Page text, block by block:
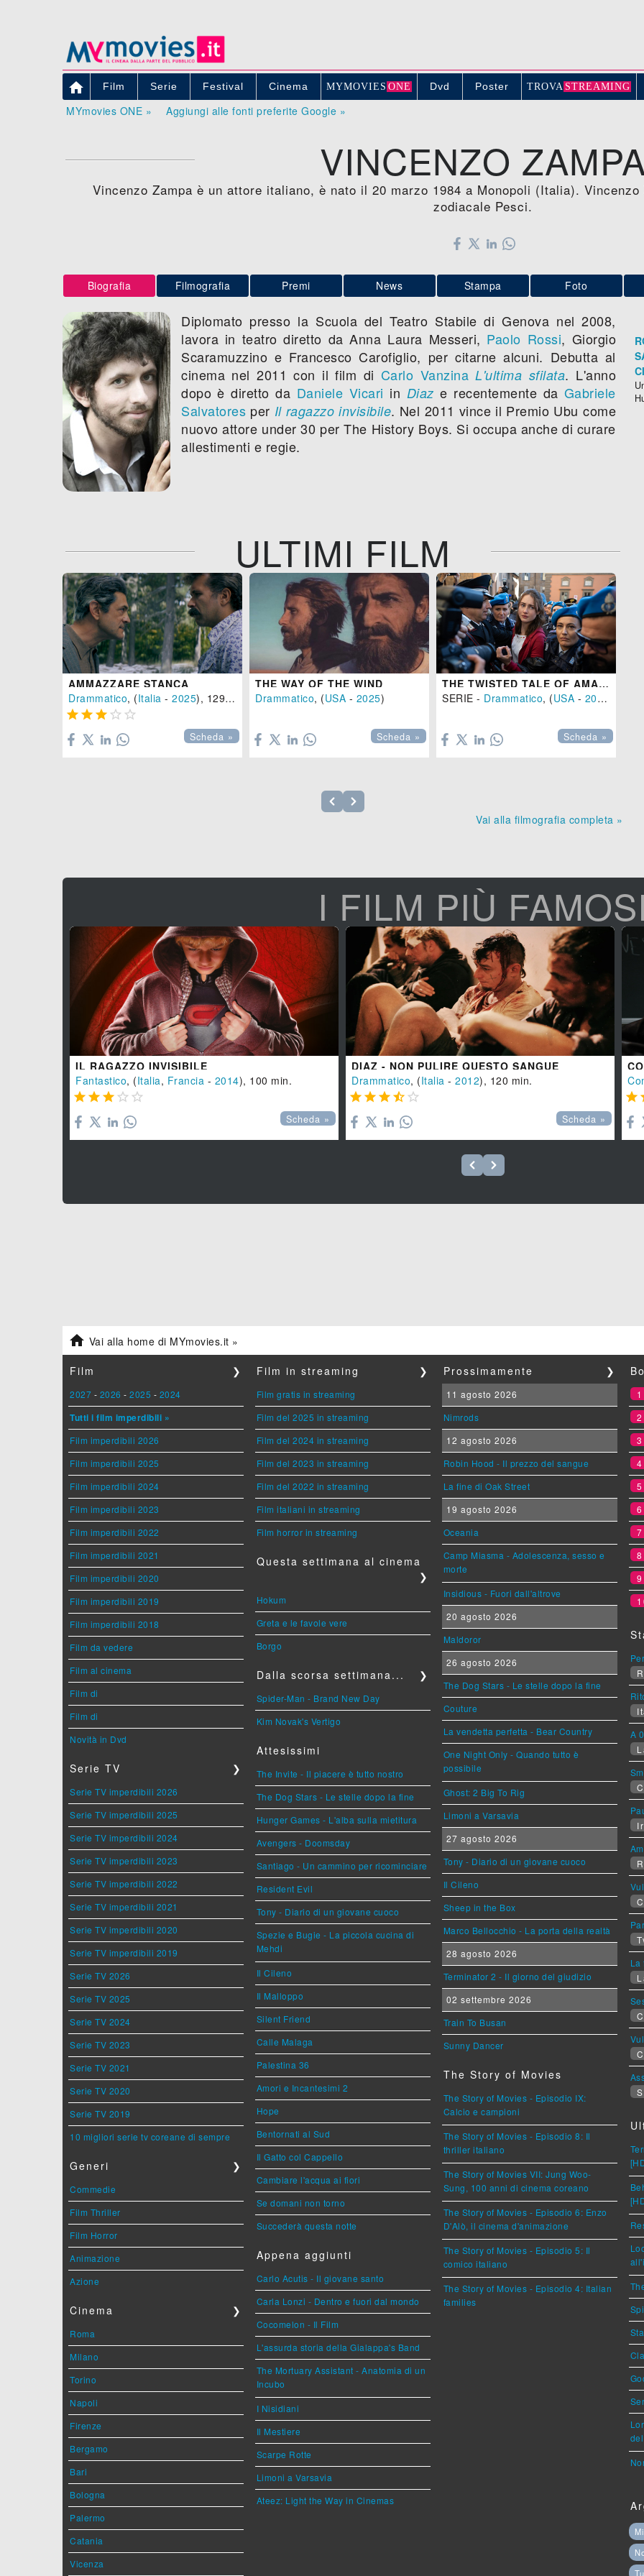
 Film Serie Festival Cinema MYMOVIE S ONE Dvd Poster TROVA STREAMING
MYmovies ONE » Aggiungi alle fonti preferite Google »
VINCENZO ZAMPA
Vincenzo Zampa è un attore italiano, è nato il 20 marzo 1984 a Monopoli (Italia).
zodiacale Pesci.
Biografia Filmografia Premi News Stampa Foto
Diplomato presso la Scuola del Teatro Stabile di Genova nel 2008,
lavora in teatro diretto da Anna Laura Messeri, Paolo Rossi, Giorgio
Scaramuzzino e Francesco Carofiglio, per citarne alcuni. Debutta al
cinema nel 2011 con il film di Carlo Vanzina L'ultima sfilata. L'anno
dopo è diretto da Daniele Vicari in Diaz e recentemente da Gabriele
Salvatores per Il ragazzo invisibile. Nel 2011 vince il Premio Ubu come
nuovo attore under 30 per The History Boys. Si occupa anche di curare
allestimenti e regie.
ULTIMI FILM
AMMAZZARE STANCA
Drammatico, (Italia - 2025), 129 min.
    
Scheda »
THE WAY OF THE WIND
Drammatico, (USA - 2025)
Scheda »
THE TWISTED TALE OF AMANDA KNOX
SERIE - Drammatico, (USA - 2025
Scheda »
Vai alla filmografia completa »
I FILM PIÙ FAMOSI
IL RAGAZZO INVISIBILE
Fantastico, (Italia, Francia - 2014), 100 min.
    
Scheda »
DIAZ - NON PULIRE QUESTO SANGUE
Drammatico, (Italia - 2012), 120 min.
    
Scheda »

 Vai alla home di MYmovies.it »
Film ❯
2027 - 2026 - 2025 - 2024
Tutti i film imperdibili »
Film imperdibili 2026
Film imperdibili 2025
Film imperdibili 2024
Film imperdibili 2023
Film imperdibili 2022
Film imperdibili 2021
Film imperdibili 2020
Film imperdibili 2019
Film imperdibili 2018
Film da vedere
Film al cinema
Film di
Film di
Novità in Dvd
Serie TV ❯
Serie TV imperdibili 2026
Serie TV imperdibili 2025
Serie TV imperdibili 2024
Serie TV imperdibili 2023
Serie TV imperdibili 2022
Serie TV imperdibili 2021
Serie TV imperdibili 2020
Serie TV imperdibili 2019
Serie TV 2026
Serie TV 2025
Serie TV 2024
Serie TV 2023
Serie TV 2021
Serie TV 2020
Serie TV 2019
10 migliori serie tv coreane di sempre
Generi ❯
Commedie
Film Thriller
Film Horror
Animazione
Azione
Cinema ❯
Roma
Milano
Torino
Napoli
Firenze
Bergamo
Bari
Bologna
Palermo
Catania
Vicenza
Film in streaming ❯
Film gratis in streaming
Film del 2025 in streaming
Film del 2024 in streaming
Film del 2023 in streaming
Film del 2022 in streaming
Film italiani in streaming
Film horror in streaming
Questa settimana al cinema
❯
Hokum
Greta e le favole vere
Borgo
Dalla scorsa settimana... ❯
Spider-Man - Brand New Day
Kim Novak's Vertigo
Attesissimi
The Invite - Il piacere è tutto nostro
The Dog Stars - Le stelle dopo la fine
Hunger Games - L'alba sulla mietitura
Avengers - Doomsday
Santiago - Un cammino per ricominciare
Resident Evil
Tony - Diario di un giovane cuoco
Spezie e Bugie - La piccola cucina di
Mehdi
Il Cileno
Il Malloppo
Silent Friend
Calle Malaga
Palestina 36
Amori e Incantesimi 2
Hope
Bentornati al Sud
Il Gatto col Cappello
Cambiare l'acqua ai fiori
Se domani non torno
Succederà questa notte
Appena aggiunti
Carlo Acutis - Il giovane santo
Carla Lonzi - Dentro e fuori dal mondo
Cocomelon - Il Film
L'assurda storia della Gialappa's Band
The Mortuary Assistant - Anatomia di un
Incubo
I Nisidiani
Il Mestiere
Scarpe Rotte
Limoni a Varsavia
Ateez: Light the Way in Cinemas
Prossimamente ❯
11 agosto 2026
Nimrods
12 agosto 2026
Robin Hood - Il prezzo del sangue
La fine di Oak Street
19 agosto 2026
Oceania
Camp Miasma - Adolescenza, sesso e
morte
Insidious - Fuori dall'altrove
20 agosto 2026
Maldoror
26 agosto 2026
The Dog Stars - Le stelle dopo la fine
Couture
La vendetta perfetta - Bear Country
One Night Only - Quando tutto è
possibile
Ghost: 2 Big To Rig
Limoni a Varsavia
27 agosto 2026
Tony - Diario di un giovane cuoco
Il Cileno
Sheep in the Box
Marco Bellocchio - La porta della realtà
28 agosto 2026
Terminator 2 - Il giorno del giudizio
02 settembre 2026
Train To Busan
Sunny Dancer
The Story of Movies
The Story of Movies - Episodio IX:
Calcio e campioni
The Story of Movies - Episodio 8: Il
thriller italiano
The Story of Movies VII: Jung Woo-
Sung, 100 anni di cinema coreano
The Story of Movies - Episodio 6: Enzo
D'Alò, il cinema d'animazione
The Story of Movies - Episodio 5: Il
comico italiano
The Story of Movies - Episodio 4: Italian
families
1
2
3
4
5
6
7
8
9
A
La